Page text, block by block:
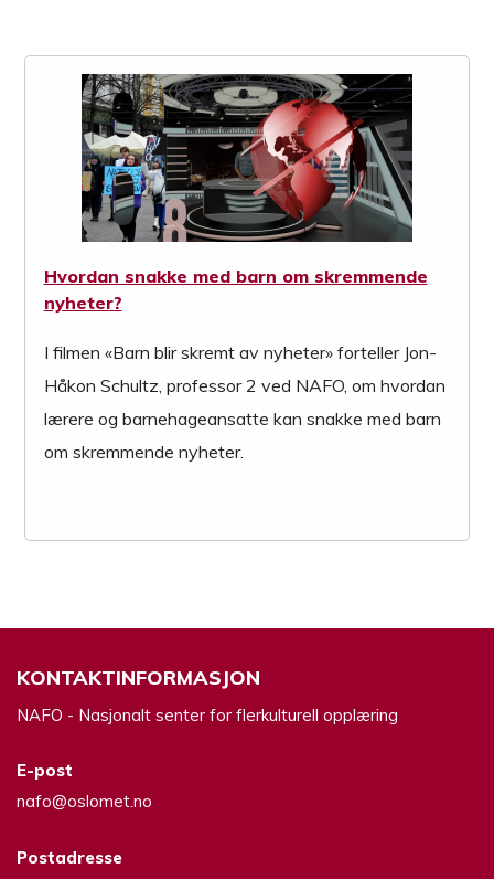
Hvordan snakke med barn om skremmende
nyheter?
I filmen «Barn blir skremt av nyheter» forteller Jon-
Håkon Schultz, professor 2 ved NAFO, om hvordan
lærere og barnehageansatte kan snakke med barn
om skremmende nyheter.
KONTAKTINFORMASJON
NAFO - Nasjonalt senter for flerkulturell opplæring
E-post
nafo@oslomet.no
Postadresse